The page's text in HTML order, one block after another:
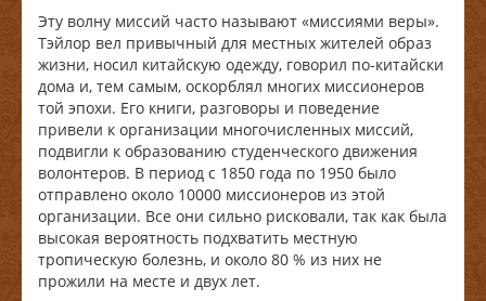
Эту волну миссий часто называют «миссиями веры».
Тэйлор вел привычный для местных жителей образ
жизни, носил китайскую одежду, говорил по-китайски
дома и, тем самым, оскорблял многих миссионеров
той эпохи. Его книги, разговоры и поведение
привели к организации многочисленных миссий,
подвигли к образованию студенческого движения
волонтеров. В период с 1850 года по 1950 было
отправлено около 10000 миссионеров из этой
организации. Все они сильно рисковали, так как была
высокая вероятность подхватить местную
тропическую болезнь, и около 80 % из них не
прожили на месте и двух лет.